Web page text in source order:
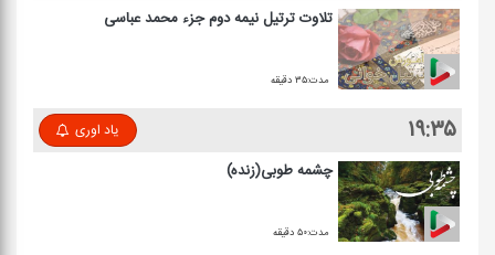
تلاوت ترتیل نیمه دوم جزء محمد عباسی
مدت:۳۵ دقیقه
۱۹:۳۵ یاد اوری
چشمه طوبی(زنده)
مدت:۵۰ دقیقه